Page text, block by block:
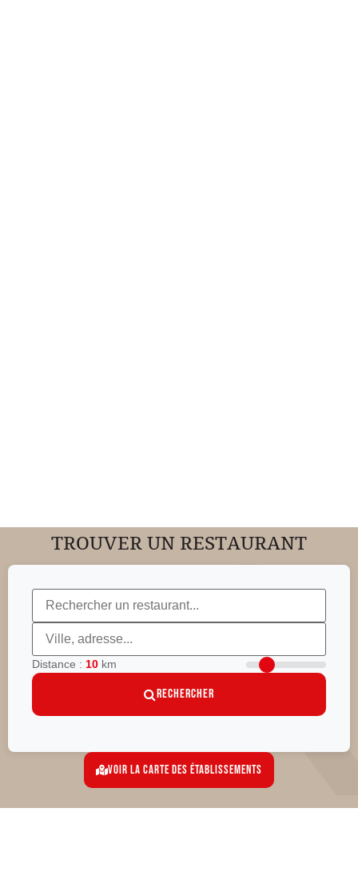
TROUVER UN RESTAURANT
Distance : 10 km
Rechercher
Voir la carte des établissements